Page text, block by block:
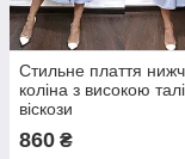
Стильне плаття
коліна з високою
віскози
860 ₴